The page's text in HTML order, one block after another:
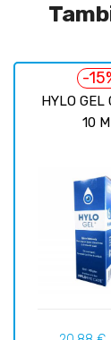
HYLO GEL
10
-